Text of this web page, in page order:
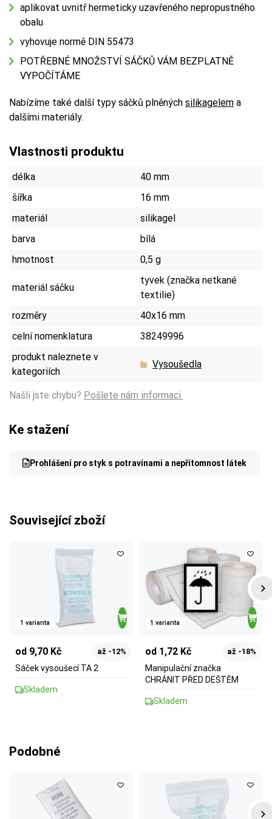
aplikovat uvnitř hermeticky uzavřeného nepropustného
obalu
vyhovuje normě DIN 55473
POTŘEBNÉ MNOŽSTVÍ SÁČKŮ VÁM BEZPLATNĚ
VYPOČÍTÁME
Nabízíme také další typy sáčků plněných silikagelem a
dalšími materiály.
Vlastnosti produktu
délka
40 mm
šířka
16 mm
materiál
silikagel
barva
bílá
hmotnost
0,5 g
materiál sáčku
tyvek (značka netkané
textilie)
rozměry
40x16 mm
celní nomenklatura
38249996
produkt naleznete v
kategoriích
Vysoušedla
Našli jste chybu? Pošlete nám informaci.
Ke stažení
Prohlášení pro styk s potravinami a nepřítomnost látek
Související zboží
1 varianta
od 9,70 Kč až -12%
Sáček vysoušecí TA 2
Skladem
1 varianta
od 1,72 Kč až -18%
Manipulační značka
CHRÁNIT PŘED DEŠTĚM
Skladem
Podobné